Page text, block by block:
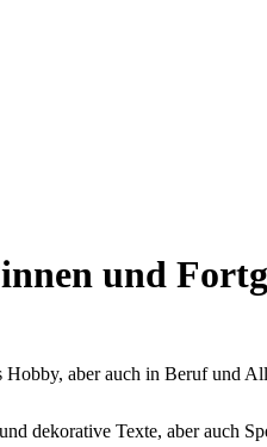
und
Hobby, aber auch in Beruf und
dekorative Texte, aber auch